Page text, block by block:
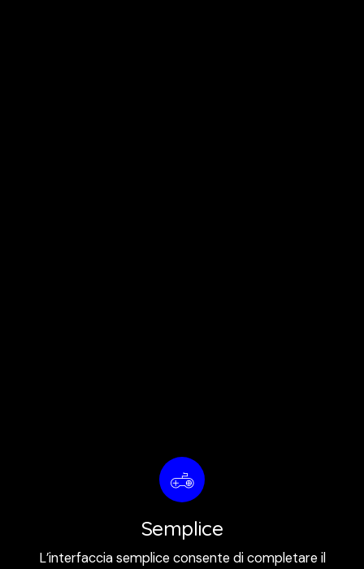
Semplice
L’interfaccia semplice consente di completare il